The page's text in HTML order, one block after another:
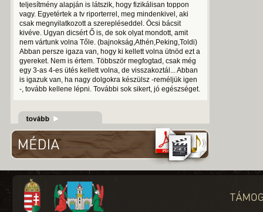
teljesítmény alapján is látszik, hogy fizikálisan toppon
vagy. Egyetértek a tv riporterrel, meg mindenkivel, aki
csak megnyilatkozott a szerepléseddel. Öcsi bácsit
kivéve. Ugyan dicsért Ő is, de sok olyat mondott, amit
nem vártunk volna Tőle. (bajnokság,Athén,Peking,Toldi)
Abban persze igaza van, hogy ki kellett volna ütnöd ezt a
gyereket. Nem is értem. Többször megfogtad, csak még
egy 3-as 4-es ütés kellett volna, de visszakoztál... Abban
is igazuk van, ha nagy dolgokra készülsz -reméljük igen
-, tovább kellene lépni. További sok sikert, jó egészséget.